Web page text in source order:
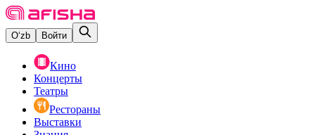
O‘zb Войти
Кино
Концерты
Театры
Рестораны
Выставки